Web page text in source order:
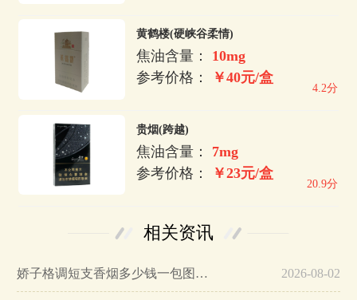
黄鹤楼(硬峡谷柔情)
焦油含量： 10mg
参考价格：
￥40元/盒
4.2分
贵烟(跨越)
焦油含量： 7mg
参考价格：
￥23元/盒
20.9分
相关资讯
娇子格调短支香烟多少钱一包图片… 2026-08-02